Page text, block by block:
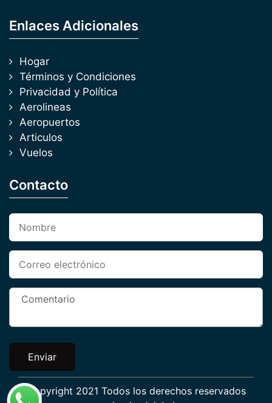
Enlaces Adicionales
Hogar
Términos y Condiciones
Privacidad y Política
Aerolineas
Aeropuertos
Articulos
Vuelos
Contacto
Enviar
Copyright 2021 Todos los derechos reservados